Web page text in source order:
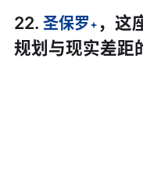
22. 圣保罗
，这
规划与现实差距